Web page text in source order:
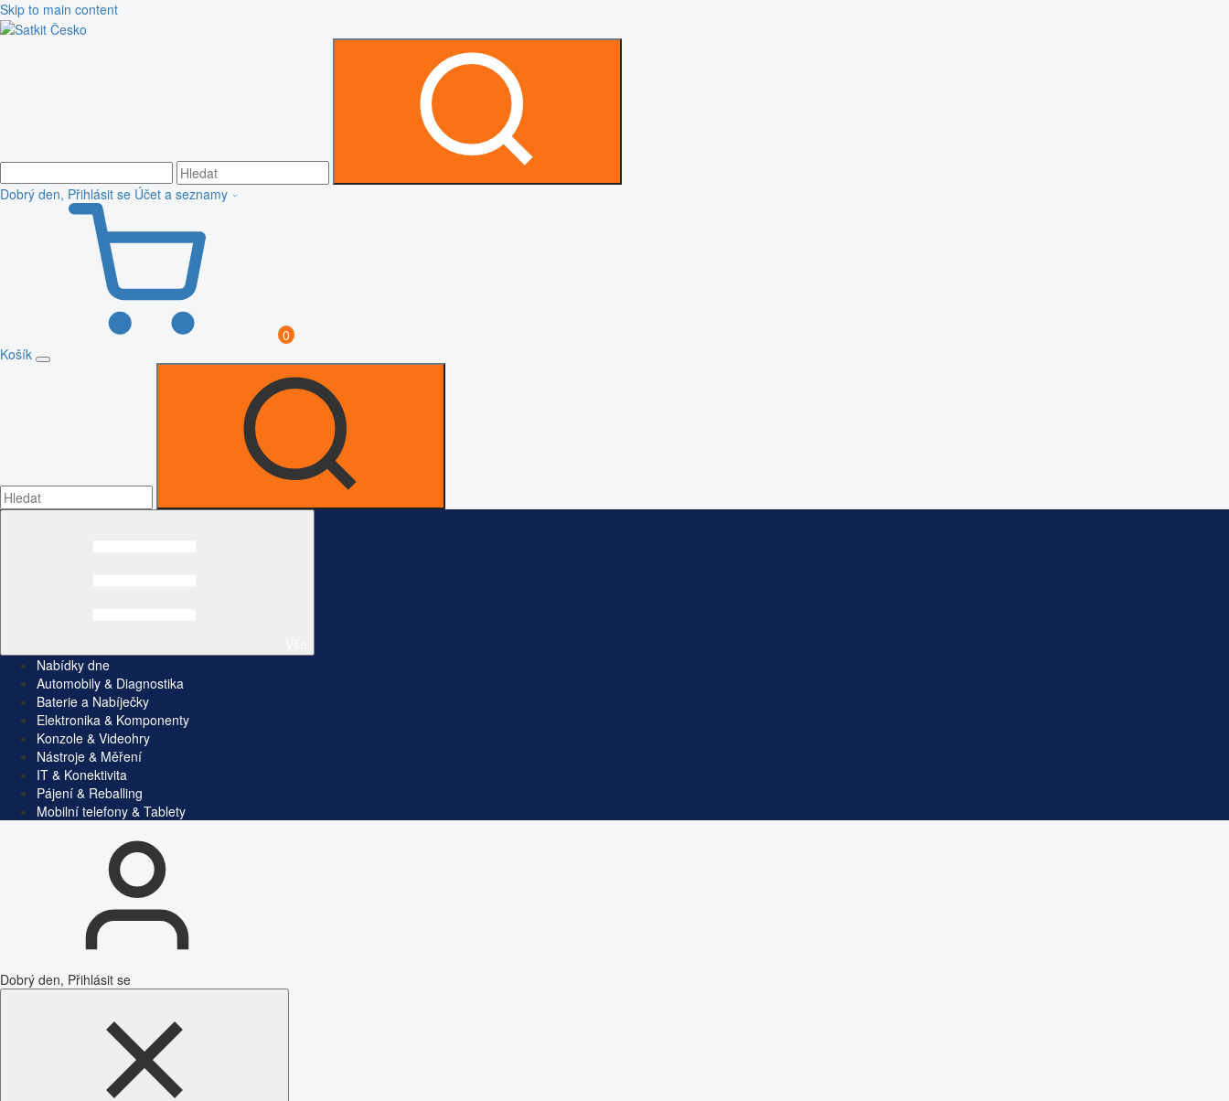
Skip to main content
Dobrý den, Přihlásit se Účet a seznamy
0
Košík
Nabídky dne
Automobily & Diagnostika
Baterie a Nabíječky
Elektronika & Komponenty
Konzole & Videohry
Nástroje & Měření
IT & Konektivita
Pájení & Reballing
Mobilní telefony & Tablety
Dobrý den, Přihlásit se